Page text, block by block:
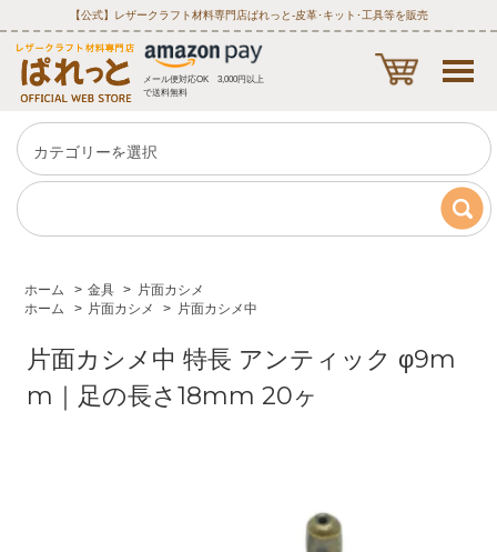
【公式】レザークラフト材料専門店ぱれっと‐皮革･キット･工具等を販売
メール便対応OK 3,000円以上
で送料無料
ホーム > 金具 > 片面カシメ
ホーム
> 片面カシメ > 片面カシメ中
片面カシメ中 特長 アンティック φ9m
m｜足の長さ18mm 20ヶ